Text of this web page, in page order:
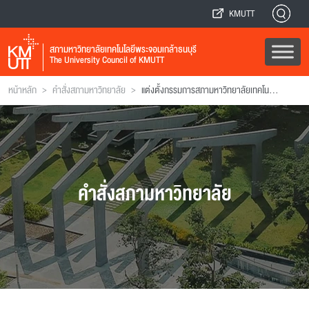
KMUTT
สภามหาวิทยาลัยเทคโนโลยีพระจอมเกล้าธนบุรี
The University Council of KMUTT
หน้าหลัก > คำสั่งสภามหาวิทยาลัย > แต่งตั้งกรรมการสภามหาวิทยาลัยเทคโนโลยีพระจอมเกล้าธนบุรี
คำสั่งสภามหาวิทยาลัย